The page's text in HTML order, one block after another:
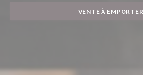
VENTE À EMPORTER